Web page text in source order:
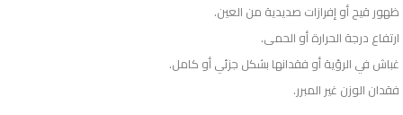
ظهور قيح أو إفرازات صديدية من العين.
ارتفاع درجة الحرارة أو الحمى.
غباش في الرؤية أو فقدانها بشكل جزئي أو كامل.
فقدان الوزن غير المبرر.